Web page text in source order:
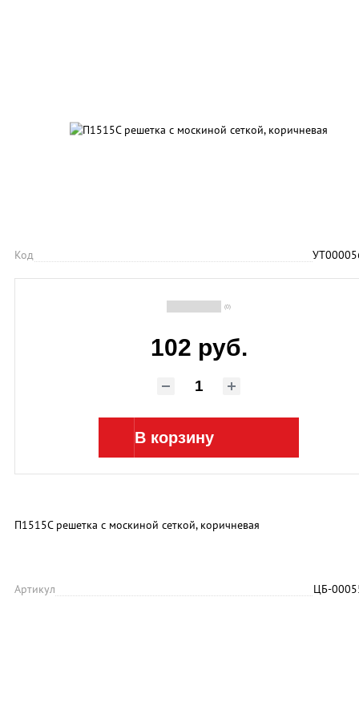
Код
(0)
102 руб.
В корзину
П1515С решетка с москиной сеткой, коричневая
Артикул ЦБ-